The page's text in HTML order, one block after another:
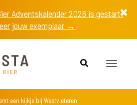
Adventskalender 2026 is gestart!
jouw exemplaar →
Toggle
een kijkje bij Westvleteren